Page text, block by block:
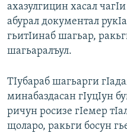
ахазулгицин хасал
абурал документал
гьитIинаб шагьар,
шагьаралъул.
ТIубараб шагьарги
минабаздасан гIуцIун
ричун росизе гIемер
щоларо, ракьги босун